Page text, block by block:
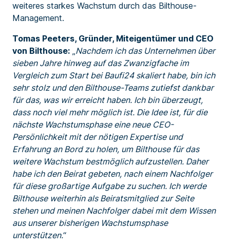
weiteres starkes Wachstum durch das Bilthouse-
Management.
Tomas Peeters, Gründer, Miteigentümer und CEO
von Bilthouse: „Nachdem ich das Unternehmen über
sieben Jahre hinweg auf das Zwanzigfache im
Vergleich zum Start bei Baufi24 skaliert habe, bin ich
sehr stolz und den Bilthouse-Teams zutiefst dankbar
für das, was wir erreicht haben. Ich bin überzeugt,
dass noch viel mehr möglich ist. Die Idee ist, für die
nächste Wachstumsphase eine neue CEO-
Persönlichkeit mit der nötigen Expertise und
Erfahrung an Bord zu holen, um Bilthouse für das
weitere Wachstum bestmöglich aufzustellen. Daher
habe ich den Beirat gebeten, nach einem Nachfolger
für diese großartige Aufgabe zu suchen. Ich werde
Bilthouse weiterhin als Beiratsmitglied zur Seite
stehen und meinen Nachfolger dabei mit dem Wissen
aus unserer bisherigen Wachstumsphase
unterstützen.“